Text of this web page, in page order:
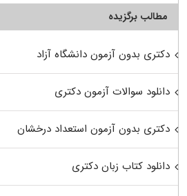
مطالب برگزیده
دکتری بدون آزمون دانشگاه آزاد
دانلود سوالات آزمون دکتری
دکتری بدون آزمون استعداد درخشان
دانلود کتاب زبان دکتری